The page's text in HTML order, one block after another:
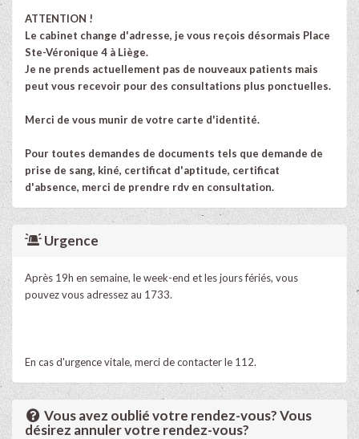
ATTENTION !
Le cabinet change d'adresse, je vous reçois désormais Place
Ste-Véronique 4 à Liège.
Je ne prends actuellement pas de nouveaux patients mais
peut vous recevoir pour des consultations plus ponctuelles.
Merci de vous munir de votre carte d'identité.
Pour toutes demandes de documents tels que demande de
prise de sang, kiné, certificat d'aptitude, certificat
d'absence, merci de prendre rdv en consultation.
Urgence
Après 19h en semaine, le week-end et les jours fériés, vous
pouvez vous adressez au 1733.
En cas d'urgence vitale, merci de contacter le 112.
Vous avez oublié votre rendez-vous? Vous
désirez annuler votre rendez-vous?